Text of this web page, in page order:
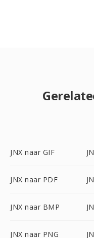
JNX naar GIF
JNX naar PDF
JNX naar BMP
JNX naar PNG